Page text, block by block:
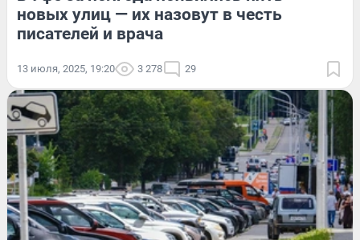
новых улиц — их назовут в честь
писателей и врача
13 июля, 2025, 19:20 3 278 29